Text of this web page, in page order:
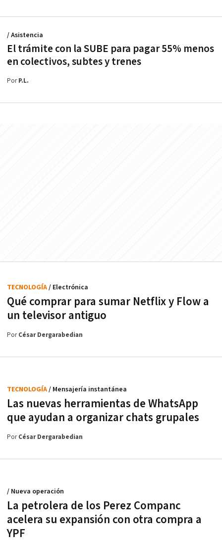
El trámite con la SUBE para pagar 55% menos
en colectivos, subtes y trenes
/ Asistencia
PorP.L.
Qué comprar para sumar Netflix y Flow a
un televisor antiguo
TECNOLOGÍA/ Electrónica
PorCésar Dergarabedian
Las nuevas herramientas de WhatsApp
que ayudan a organizar chats grupales
TECNOLOGÍA/ Mensajería instantánea
PorCésar Dergarabedian
La petrolera de los Perez Companc
acelera su expansión con otra compra a
YPF
/ Nueva operación